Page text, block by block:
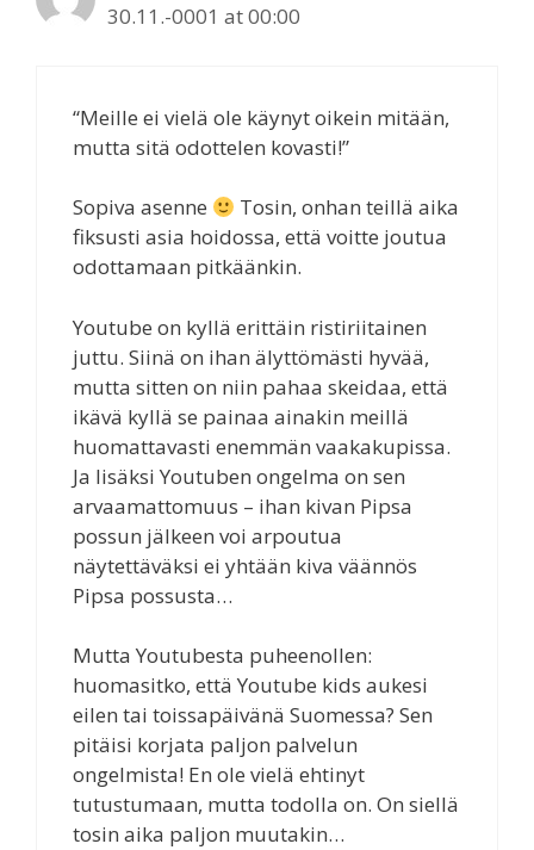
30.11.-0001 at 00:00
“Meille ei vielä ole käynyt oikein mitään,
mutta sitä odottelen kovasti!”
Sopiva asenne
Tosin, onhan teillä aika
fiksusti asia hoidossa, että voitte joutua
odottamaan pitkäänkin.
Youtube on kyllä erittäin ristiriitainen
juttu. Siinä on ihan älyttömästi hyvää,
mutta sitten on niin pahaa skeidaa, että
ikävä kyllä se painaa ainakin meillä
huomattavasti enemmän vaakakupissa.
Ja lisäksi Youtuben ongelma on sen
arvaamattomuus – ihan kivan Pipsa
possun jälkeen voi arpoutua
näytettäväksi ei yhtään kiva väännös
Pipsa possusta…
Mutta Youtubesta puheenollen:
huomasitko, että Youtube kids aukesi
eilen tai toissapäivänä Suomessa? Sen
pitäisi korjata paljon palvelun
ongelmista! En ole vielä ehtinyt
tutustumaan, mutta todolla on. On siellä
tosin aika paljon muutakin…